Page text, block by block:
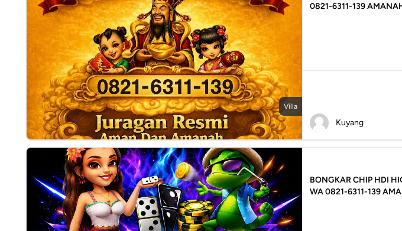
Villa
0821-6311-139
Kuyang
BONGKAR CHIP HDI
WA 0821-6311-139